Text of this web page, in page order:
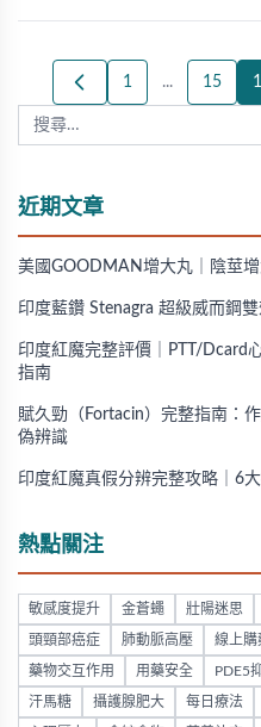
1 ... 15
近期文章
美國GOODMAN增大丸｜陰莖
印度藍鑽 Stenagra 超級威而鋼
印度紅魔完整評價｜PTT/Dcard
指南
賦久勁（Fortacin）完整指南：
偽辨識
印度紅魔真假分辨完整攻略｜6
熱點關注
敏感度提升 金蒼蠅 壯陽迷思
頭頸部癌症 肺動脈高壓 線上購
藥物交互作用 用藥安全 PDE5
汗馬糖 攝護腺肥大 每日療法